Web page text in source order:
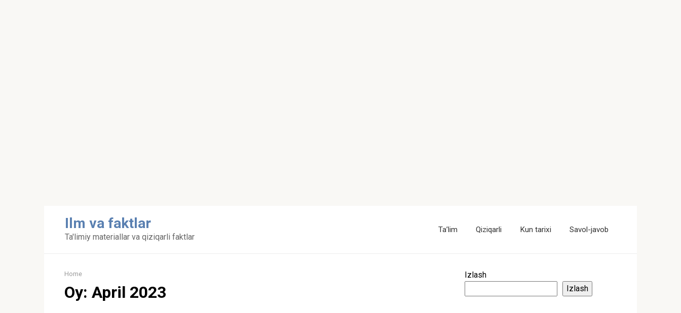
Ilm va faktlar
Ta'limiy materiallar va qiziqarli faktlar
Ta’lim Qiziqarli Kun tarixi Savol-javob
Home
Oy: April 2023
Izlash
Izlash